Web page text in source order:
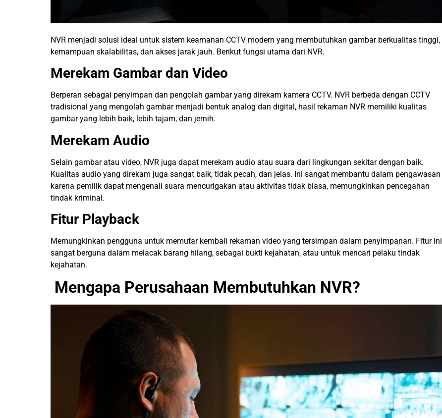
NVR menjadi solusi ideal untuk sistem keamanan CCTV modern yang membutuhkan gambar berkualitas tinggi,
kemampuan skalabilitas, dan akses jarak jauh. Berikut fungsi utama dari NVR.
Merekam Gambar dan Video
Berperan sebagai penyimpan dan pengolah gambar yang direkam kamera CCTV. NVR berbeda dengan CCTV
tradisional yang mengolah gambar menjadi bentuk analog dan digital, hasil rekaman NVR memiliki kualitas
gambar yang lebih baik, lebih tajam, dan jernih.
Merekam Audio
Selain gambar atau video, NVR juga dapat merekam audio atau suara dari lingkungan sekitar dengan baik.
Kualitas audio yang direkam juga sangat baik, tidak pecah, dan jelas. Ini sangat membantu dalam pengawasan
karena pemilik dapat mengenali suara mencurigakan atau aktivitas tidak biasa, memungkinkan pencegahan
tindak kriminal.
Fitur Playback
Memungkinkan pengguna untuk memutar kembali rekaman video yang tersimpan dalam penyimpanan. Fitur ini
sangat berguna dalam melacak barang hilang, sebagai bukti kejahatan, atau untuk mencari pelaku tindak
kejahatan.
Mengapa Perusahaan Membutuhkan NVR?